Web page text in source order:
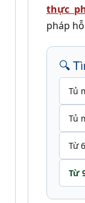
thực
pháp
🔍
Tủ
Tủ
Từ
Từ